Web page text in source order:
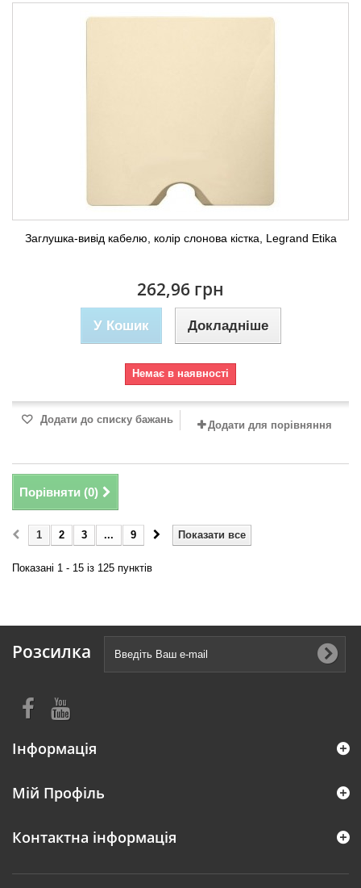
Заглушка-вивід кабелю, колір слонова кістка, Legrand Etika
262,96 грн
У Кошик Докладніше
Немає в наявності
Додати до списку бажань Додати для порівняння
Порівняти (0)
Показати все
1 2 3 ... 9
Показані 1 - 15 із 125 пунктів
Розсилка
Інформація
Мій Профіль
Контактна інформація